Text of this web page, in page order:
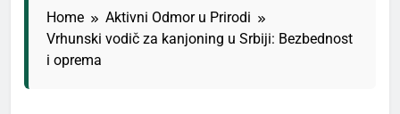
Home
Aktivni Odmor u Prirodi
Vrhunski vodič za kanjoning u Srbiji: Bezbednost
i oprema